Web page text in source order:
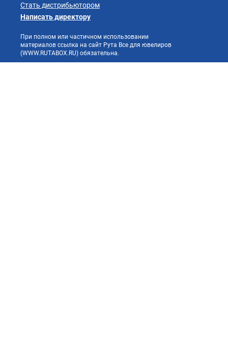
Стать дистрибьютором
Написать директору
При полном или частичном использовании
материалов ссылка на сайт Рута Все для ювелиров
(WWW.RUTABOX.RU) обязательна.